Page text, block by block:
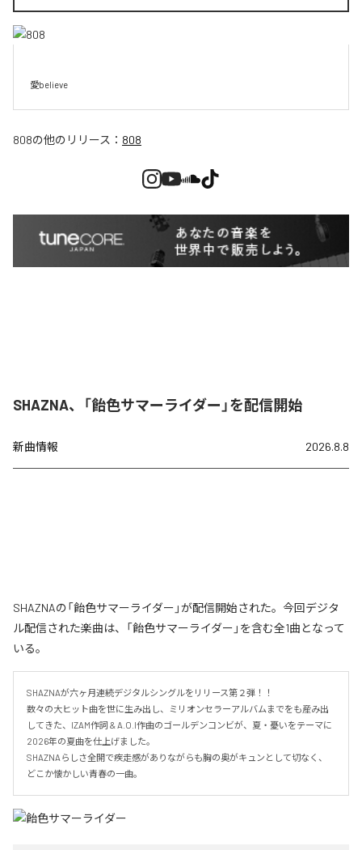
愛believe
808の他のリリース： 808
SHAZNA、「飴色サマーライダー」を配信開始
新曲情報 2026.8.8
SHAZNAの「飴色サマーライダー」が配信開始された。今回デジタ
ル配信された楽曲は、「飴色サマーライダー」を含む全1曲となって
いる。
SHAZNAが六ヶ月連続デジタルシングルをリリース第２弾！！
数々の大ヒット曲を世に生み出し、ミリオンセラーアルバムまでをも産み出
してきた、IZAM作詞 & A.O.I作曲のゴールデンコンビが、夏・憂いをテーマに
2026年の夏曲を仕上げました。
SHAZNAらしさ全開で疾走感がありながらも胸の奥がキュンとして切なく、
どこか懐かしい青春の一曲。